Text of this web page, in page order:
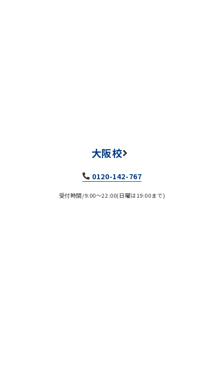
大阪校
0120-142-767
受付時間/9:00～22:00(日曜は19:00まで)